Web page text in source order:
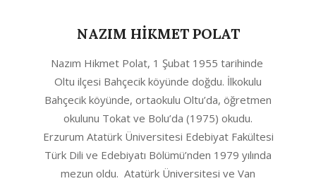
NAZIM HİKMET POLAT
08-
Nazım Hikmet Polat, 1 Şubat 1955 tarihinde
Oltu ilçesi Bahçecik köyünde doğdu. İlkokulu
Bahçecik köyünde, ortaokulu Oltu’da, öğretmen
okulunu Tokat ve Bolu’da (1975) okudu.
Erzurum Atatürk Üniversitesi Edebiyat Fakültesi
Türk Dili ve Edebiyatı Bölümü’nden 1979 yılında
mezun oldu. Atatürk Üniversitesi ve Van